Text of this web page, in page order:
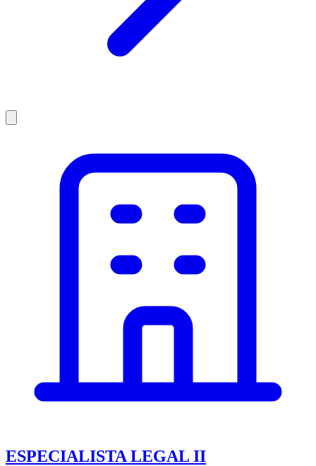
ESPECIALISTA LEGAL II